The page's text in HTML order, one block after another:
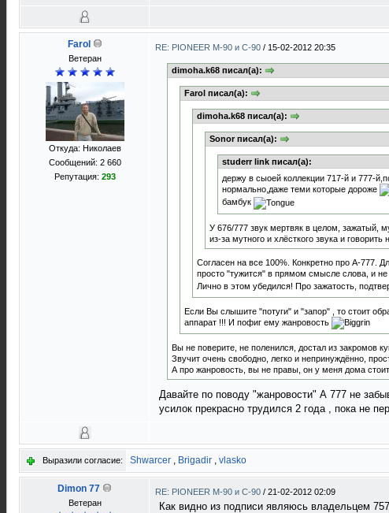
Farol
Ветеран
Откуда: Николаев
Сообщений: 2 660
Репутация: 293
RE: PIONEER M-90 и C-90 / 15-02-2012 20:35
dimoha.k68 писал(а):
Farol писал(а):
dimoha.k68 писал(а):
Sonor писал(а):
studerr link писал(а):
держу в сыоей коллекции 717-й и 777-
нормально,даже теми которые дороже
бамбук
У 676/777 звук мертвяк в целом, зажатый,
из-за мутного и хлёсткого звука и говорить
Согласен на все 100%. Конкретно про A-777.
просто "тужится" в прямом смысле слова, и
Лично в этом убедился! Про зажатость,
Если Вы слышите "потуги" и "запор" , то стоит
аппарат !!! И пофиг ему жанровость
Вы не поверите, не поленился, достал из закромов
Звучит очень свободно, легко и непринуждённо,
А про жанровость, вы не правы, он у меня дома
Давайте по поводу "жанровости" А 777 не
усилок прекрасно трудился 2 года , пока не
Выразили согласие: Shwarcer , Brigadir , vlasko
Dimon 77
Ветеран
RE: PIONEER M-90 и C-90 / 21-02-2012 02:09
Как видно из подписи являюсь владельцем